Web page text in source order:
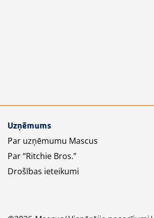
Uzņēmums
Par uzņēmumu Mascus
Par “Ritchie Bros.”
Drošības ieteikumi